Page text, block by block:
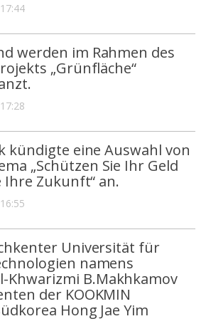
werden im Rahmen des
„Grünfläche“
kündigte eine Auswahl von
„Schützen Sie Ihr Geld
Ihre Zukunft“ an.
Universität für
namens
Khwarizmi B.Makhkamov
der KOOKMIN
Hong Jae Yim